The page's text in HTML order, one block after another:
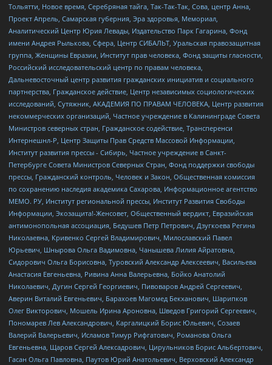
Тольятти, Новое время, Серебряная тайга, Так-Так-Так, Сова, центр Анна,
Проект Апрель, Самарская губерния, Эра здоровья, Мемориал,
Аналитический Центр Юрия Левады, Издательство Парк Гагарина, Фонд
имени Андрея Рылькова, Сфера, Центр СИБАЛЬТ, Уральская правозащитная
группа, Женщины Евразии, Институт прав человека, Фонд защиты гласности,
Российский исследовательский центр по правам человека,
Дальневосточный центр развития гражданских инициатив и социального
партнерства, Гражданское действие, Центр независимых социологических
исследований, Сутяжник, АКАДЕМИЯ ПО ПРАВАМ ЧЕЛОВЕКА, Центр развития
некоммерческих организаций, Частное учреждение в Калининграде Совета
Министров северных стран, Гражданское содействие, Трансперенси
Интернешнл-Р, Центр Защиты Прав Средств Массовой Информации,
Институт развития прессы - Сибирь, Частное учреждение в Санкт-
Петербурге Совета Министров Северных Стран, Фонд поддержки свободы
прессы, Гражданский контроль, Человек и Закон, Общественная комиссия
по сохранению наследия академика Сахарова, Информационное агентство
МЕМО. РУ, Институт региональной прессы, Институт Развития Свободы
Информации, Экозащита!-Женсовет, Общественный вердикт, Евразийская
антимонопольная ассоциация, Бедушев Петр Петрович, Дзугкоева Регина
Николаевна, Кривенко Сергей Владимирович, Милославский Павел
Юрьевич, Шнырова Ольга Вадимовна, Чанышева Лилия Айратовна,
Сидорович Ольга Борисовна, Туровский Александр Алексеевич, Васильева
Анастасия Евгеньевна, Ривина Анна Валерьевна, Бойко Анатолий
Николаевич, Дугин Сергей Георгиевич, Пивоваров Андрей Сергеевич,
Аверин Виталий Евгеньевич, Барахоев Магомед Бекханович, Шарипков
Олег Викторович, Мошель Ирина Ароновна, Шведов Григорий Сергеевич,
Пономарев Лев Александрович, Каргалицкий Борис Юльевич, Созаев
Валерий Валерьевич, Исламов Тимур Рифгатович, Романова Ольга
Евгеньевна, Щаров Сергей Алексадрович, Цирульников Борис Альбертович,
Гасан Ольга Павловна, Паутов Юрий Анатольевич, Верховский Александр